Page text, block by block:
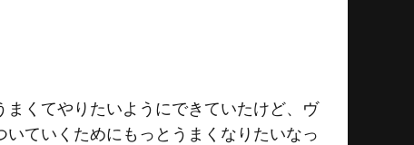
くてやりたいようにできていたけど、ヴ
ていくためにもっとうまくなりたいなっ